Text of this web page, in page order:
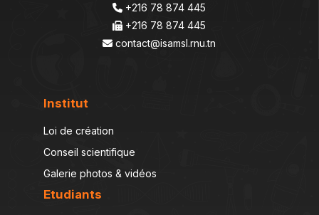
+216 78 874 445
+216 78 874 445
contact@isamsl.rnu.tn
Institut
Loi de création
Conseil scientifique
Galerie photos & vidéos
Etudiants